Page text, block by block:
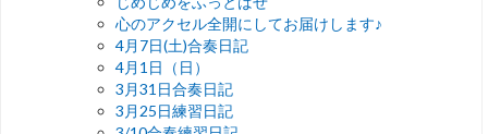
心のアクセル全開にしてお届けします♪
4月7日(土)合奏日記
4月1日（日）
3月31日合奏日記
3月25日練習日記